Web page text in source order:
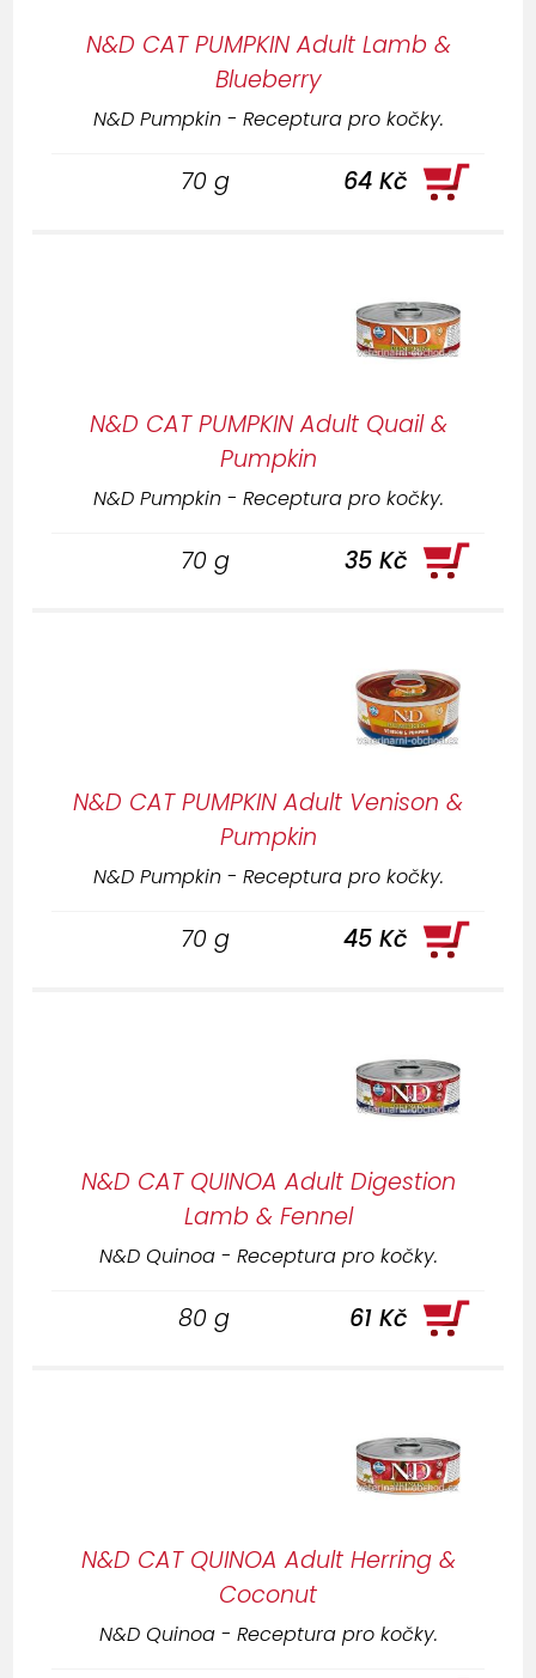
N&D CAT PUMPKIN Adult Lamb &
Blueberry
N&D Pumpkin - Receptura pro kočky.
70 g 64 Kč
N&D CAT PUMPKIN Adult Quail &
Pumpkin
N&D Pumpkin - Receptura pro kočky.
70 g 35 Kč
N&D CAT PUMPKIN Adult Venison &
Pumpkin
N&D Pumpkin - Receptura pro kočky.
70 g 45 Kč
N&D CAT QUINOA Adult Digestion
Lamb & Fennel
N&D Quinoa - Receptura pro kočky.
80 g 61 Kč
N&D CAT QUINOA Adult Herring &
Coconut
N&D Quinoa - Receptura pro kočky.